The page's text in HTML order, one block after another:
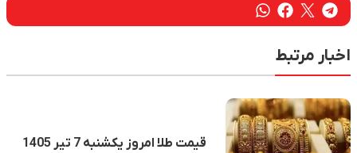
اخبار مرتبط
قیمت طلا امروز یکشنبه 7 تیر 1405